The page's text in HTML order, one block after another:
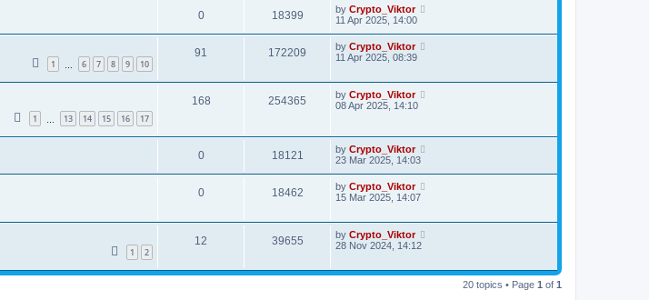
0 18399 by Crypto_Viktor
11 Apr 2025, 14:00
1 6 7 8 9 10
91 172209 by Crypto_Viktor
11 Apr 2025, 08:39
1 13 14 15 16 17
168 254365 by Crypto_Viktor
08 Apr 2025, 14:10
0 18121 by Crypto_Viktor
23 Mar 2025, 14:03
0 18462 by Crypto_Viktor
15 Mar 2025, 14:07
1 2
12 39655 by Crypto_Viktor
28 Nov 2024, 14:12
20 topics • Page 1 of 1